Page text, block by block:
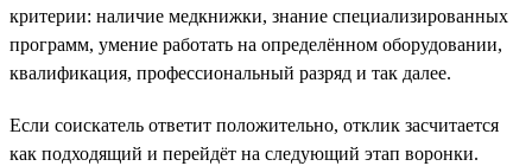
критерии: наличие медкнижки, знание специализированных
программ, умение работать на определённом оборудовании,
квалификация, профессиональный разряд и так далее.
Если соискатель ответит положительно, отклик засчитается
как подходящий и перейдёт на следующий этап воронки.